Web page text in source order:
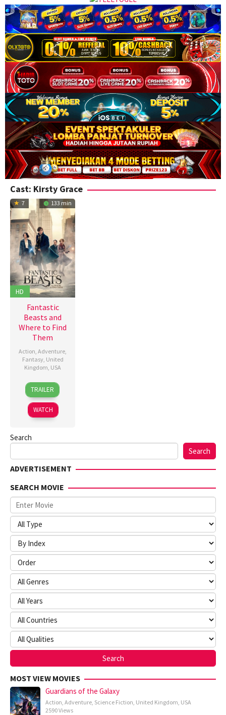
Cast: Kirsty Grace
7 133 min
HD
Fantastic
Beasts and
Where to Find
Them
Action,Adventure,
Fantasy, United
Kingdom, USA
16
Nov
2016
Anna
Worley
David
Yates
TRAILER
WATCH
Search
Search
ADVERTISEMENT
SEARCH MOVIE
MOST VIEW MOVIES
Guardians of the Galaxy
Action, Adventure, Science Fiction, United Kingdom, USA
2590 Views